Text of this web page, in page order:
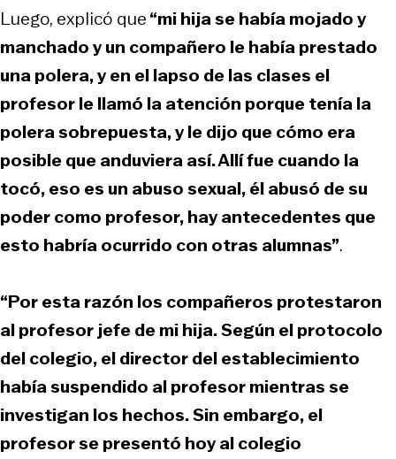
Luego, explicó que“mi hija se había mojado y
manchado y un compañero le había prestado
una polera, y en el lapso de las clases el
profesor le llamó la atención porque tenía la
polera sobrepuesta, y le dijo que cómo era
posible que anduviera así. Allí fue cuando la
tocó, eso es un abuso sexual, él abusó de su
poder como profesor, hay antecedentes que
esto habría ocurrido con otras alumnas”.
“Por esta razón los compañeros protestaron
al profesor jefe de mi hija. Según el protocolo
del colegio, el director del establecimiento
había suspendido al profesor mientras se
investigan los hechos. Sin embargo, el
profesor se presentó hoy al colegio